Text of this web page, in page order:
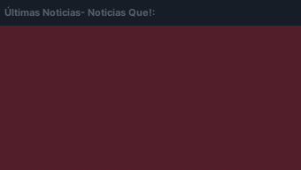
Últimas Noticias- Noticias Que!: